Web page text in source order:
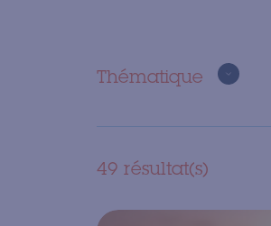
Thématique
49 résultat(s)